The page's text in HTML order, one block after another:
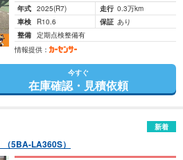
年式 2025(R7) 走行 0.3万km
車検
R10.6 保証 あり
整備 定期点検整備有
情報提供：
今すぐ
在庫確認・見積依頼
新着
（5BA-LA360S）